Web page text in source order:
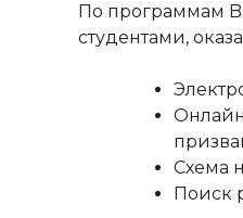
По программам
студентами,
Схема
Поиск